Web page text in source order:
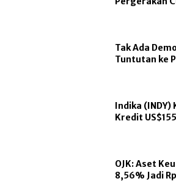
Tak Ada
Tuntutan ke
Indika
Kredit
OJK: Aset
8,56% Jadi